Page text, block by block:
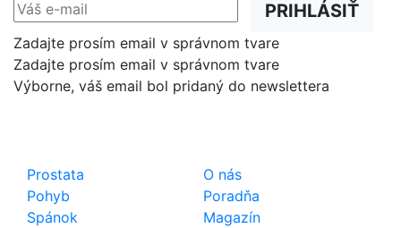
PRIHLÁSIŤ
Zadajte prosím email v správnom tvare
Zadajte prosím email v správnom tvare
Výborne, váš email bol pridaný do newslettera
Prostata
Pohyb
Spánok
O nás
Poradňa
Magazín